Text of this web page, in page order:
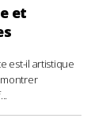
et
est-il artistique
montrer